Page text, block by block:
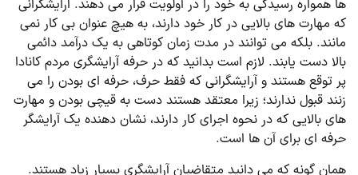
ها همواره رسیدگی به خود را در اولویت قرار می دهند. آرایشگرانی
که مهارت های بالایی در کار خود دارند، به هیچ عنوان بی کار نمی
مانند. بلکه می توانند در مدت زمان کوتاهی به یک درآمد دائمی
بالا دست یابند. لازم است بدانید که در حرفه آرایشگری مردم کانادا
پر توقع هستند و آرایشگرانی که فقط حرف، حرفه ای بودن را می
زنند قبول ندارند؛ زیرا معتقد هستند دست به قیچی بودن و مهارت
های بالایی که در نحوه اجرای کار دارند، نشان دهنده یک آرایشگر
حرفه ای برای آن ها است.
همان گونه که می دانید متقاضیان آرایشگری بسیار زیاد هستند.